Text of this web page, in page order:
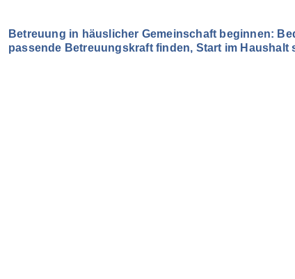
Betreuung in häuslicher Gemeinschaft beginnen:
passende Betreuungskraft finden, Start im Haushalt